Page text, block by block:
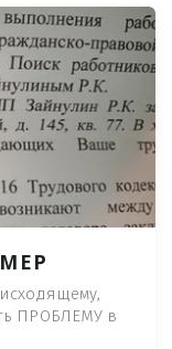
ПРОБЛЕМУ в